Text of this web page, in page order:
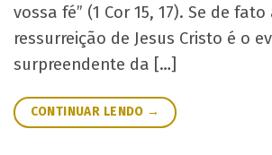
vossa fé” (1 Cor 15, 17). Se de
ressurreição de Jesus Cristo é o
surpreendente da […]
CONTINUAR LENDO →